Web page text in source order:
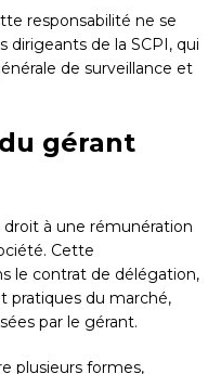
responsabilité ne se
dirigeants de la SCPI, qui
de surveillance et
gérant
droit à une rémunération
Cette
le contrat de délégation,
pratiques du marché,
par le gérant.
plusieurs formes,